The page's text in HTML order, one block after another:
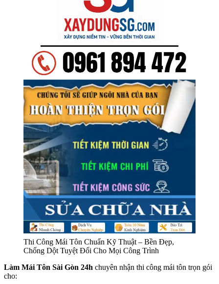
Thi Công Mái Tôn Chuẩn Kỹ Thuật – Bền Đẹp,
Chống Dột Tuyệt Đối Cho Mọi Công Trình
Làm Mái Tôn Sài Gòn 24h chuyên nhận thi công mái tôn trọn gói
cho: